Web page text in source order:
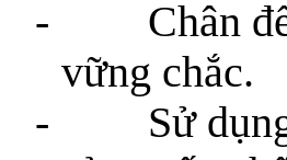
- Chân đế
vững chắc.
- Sử dụng lý